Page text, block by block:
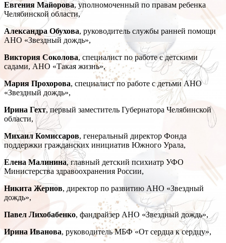
Евгения Майорова, уполномоченный по правам ребенка
Челябинской области,
Александра Обухова, руководитель службы ранней помощи
АНО «Звездный дождь»,
Виктория Соколова, специалист по работе с детскими
садами, АНО «Такая жизнь»,
Мария Прохорова, специалист по работе с детьми АНО
«Звездный дождь»,
Ирина Гехт, первый заместитель Губернатора Челябинской
области,
Михаил Комиссаров, генеральный директор Фонда
поддержки гражданских инициатив Южного Урала,
Елена Малинина, главный детский психиатр УФО
Министерства здравоохранения России,
Никита Жернов, директор по развитию АНО «Звездный
дождь»,
Павел Лихобабенко, фандрайзер АНО «Звездный дождь»,
Ирина Иванова, руководитель МБФ «От сердца к сердцу»,